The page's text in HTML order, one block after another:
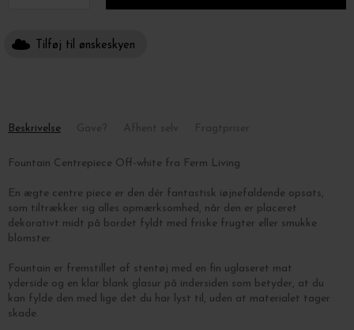
Tilføj til ønskeskyen
Beskrivelse
Fountain Centrepiece Off-white fra Ferm Living
En ægte centre piece er den dér fantastisk iøjnefaldende opsats,
som tiltrækker sig alles opmærksomhed, når den er placeret
dekorativt midt på bordet fyldt med friske frugter eller smukke
blomster.
Fountain er fremstillet af stentøj med en fin uglaseret mat
yderside og en klar blank glasur på indersiden som betyder, at du
kan fylde den med lige det du har lyst til, uden at materialet tager
skade.